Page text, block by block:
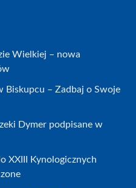
Wielkiej – nowa
Biskupcu – Zadbaj o Swoje
Dymer podpisane w
XXIII Kynologicznych